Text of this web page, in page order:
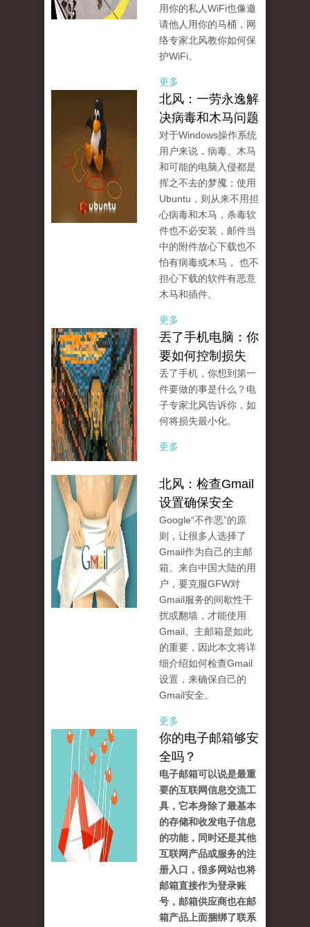
用你的私人WiFi也像邀
请他人用你的马桶，网
络专家北风教你如何保
护WiFi。
更多
北风：一劳永逸解
决病毒和木马问题
对于Windows操作系统
用户来说，病毒、木马
和可能的电脑入侵都是
挥之不去的梦魇；使用
Ubuntu，则从来不用担
心病毒和木马，杀毒软
件也不必安装，邮件当
中的附件放心下载也不
怕有病毒或木马， 也不
担心下载的软件有恶意
木马和插件。
更多
丟了手机电脑：你
要如何控制损失
丢了手机，你想到第一
件要做的事是什么？电
子专家北风告诉你，如
何将损失最小化。
更多
北风：检查Gmail
设置确保安全
Google“不作恶”的原
则，让很多人选择了
Gmail作为自己的主邮
箱。来自中国大陆的用
户，要克服GFW对
Gmail服务的间歇性干
扰或翻墙，才能使用
Gmail。主邮箱是如此
的重要，因此本文将详
细介绍如何检查Gmail
设置，来确保自己的
Gmail安全。
更多
你的电子邮箱够安
全吗？
电子邮箱可以说是最重
要的互联网信息交流工
具，它本身除了最基本
的存储和收发电子信息
的功能，同时还是其他
互联网产品或服务的注
册入口，很多网站也将
邮箱直接作为登录账
号，邮箱供应商也在邮
箱产品上面捆绑了联系